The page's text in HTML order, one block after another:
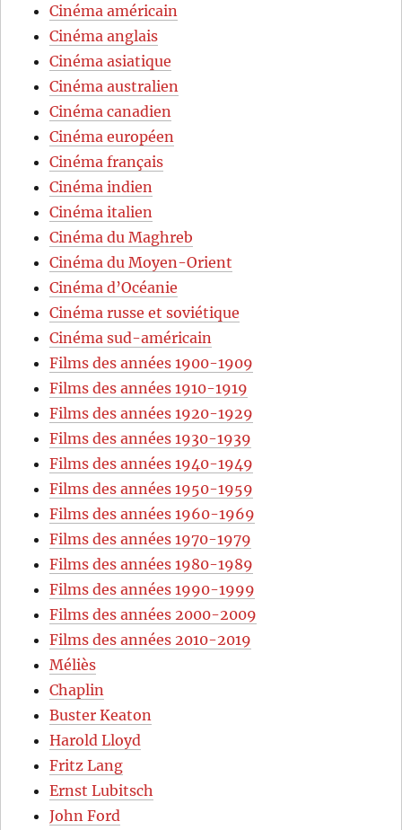
Cinéma américain
Cinéma anglais
Cinéma asiatique
Cinéma australien
Cinéma canadien
Cinéma européen
Cinéma français
Cinéma indien
Cinéma italien
Cinéma du Maghreb
Cinéma du Moyen-Orient
Cinéma d’Océanie
Cinéma russe et soviétique
Cinéma sud-américain
Films des années 1900-1909
Films des années 1910-1919
Films des années 1920-1929
Films des années 1930-1939
Films des années 1940-1949
Films des années 1950-1959
Films des années 1960-1969
Films des années 1970-1979
Films des années 1980-1989
Films des années 1990-1999
Films des années 2000-2009
Films des années 2010-2019
Méliès
Chaplin
Buster Keaton
Harold Lloyd
Fritz Lang
Ernst Lubitsch
John Ford